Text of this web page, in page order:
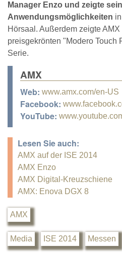
Manager Enzo und zeigte
Anwendungsmöglichkeiten
Hörsaal. Außerdem zeigte
preisgekrönten "Modero Touch
Serie.
AMX
Web: www.amx.com/en-US
Facebook:
YouTube:
Lesen Sie auch:
AMX auf der ISE 2014
AMX Enzo
AMX Digital-Kreuzschiene
AMX: Enova DGX 8
AMX
Media ISE 2014 Messen